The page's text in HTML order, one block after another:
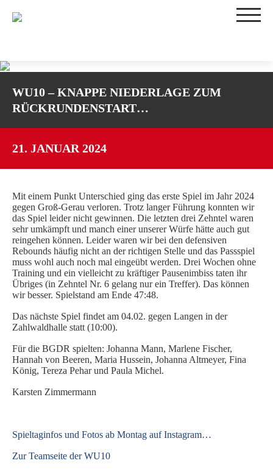
TEAMS
1. DAMEN
2. DAMEN
3. DAMEN
WU16-1
WU14-2
WU12
WU10
TRAININGSZEITEN
SPIELBETRIEB
SPIELORGANISATION
BGDR-INSIDE
WER WIR SIND…
TRAINER*INNEN
MITGLIEDSANTRAG
BLOG
WU10 – KNAPPE NIEDERLAGE ZUM
RÜCKRUNDENSTART…
21. JANUAR 2024
Mit einem Punkt Unterschied ging das erste Spiel im Jahr 2024
gegen Groß-Gerau verloren. Trotz langer Führung konnten wir
das Spiel leider nicht gewinnen. Die letzten drei Zehntel waren
sehr umkämpft und manch einer unserer Würfe hätte auch gut
reingehen können. Leider waren wir bei den defensiven
Rebounds häufig nicht an der richtigen Stelle und das Passspiel
muss wohl auch noch mal eingeübt werden. Drei Wochen ohne
Training und ein vielleicht zu kräftiger Pausenimbiss taten ihr
Übriges (in Zehntel Nr. 6 gelang nur ein Treffer). Das können
wir besser. Spielstand am Ende 47:48.
Das nächste Spiel findet am 04.02. gegen Langen in der
Zahlwaldhalle statt (10:00).
Für die BGDR spielten: Johanna Mann, Marlene Fischer,
Hannah von Beeren, Maria Hussein, Johanna Altmeyer, Fina
König, Tereza Pehar und Paula Michel.
Karsten Zimmermann
Spieltaginfos und Fotos ab Montag auf Instagram…
Zur Teamseite der WU10